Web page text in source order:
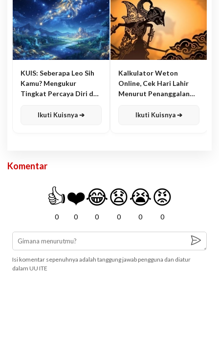
KUIS: Seberapa Leo Sih
Kamu? Mengukur
Tingkat Percaya Diri dan
Ikuti Kuisnya ➔
Kalkulator Weton
Online, Cek Hari Lahir
Menurut Penanggalan
Ikuti Kuisnya ➔
Komentar
👍
0
❤️
0
😂
0
😧
0
😭
0
😡
0
Isi komentar sepenuhnya adalah tanggung jawab pengguna dan diatur
dalam UU ITE